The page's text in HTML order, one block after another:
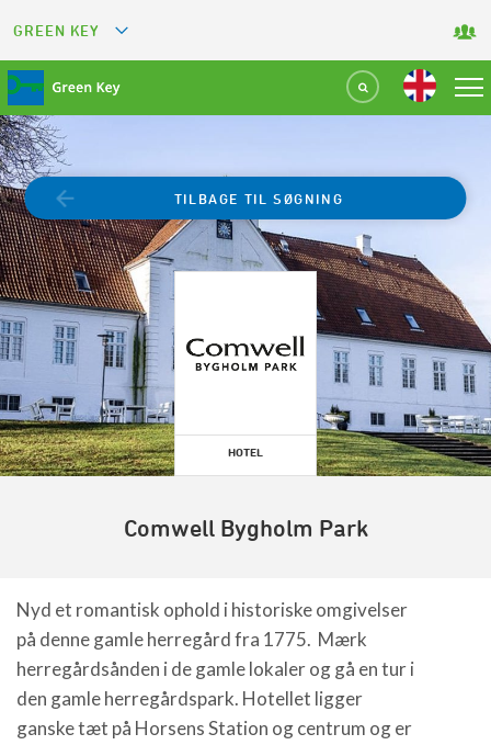
GREEN KEY
GREEN RESTAURANT
GREEN SPORT FACILITY
GREEN TOURISM ORGANIZATION
GREEN CAMPING
GREEN ATTRACTION
HOTEL
TILBAGE TIL SØGNING
Comwell Bygholm Park
Nyd et romantisk ophold i historiske omgivelser
på denne gamle herregård fra 1775. Mærk
herregårdsånden i de gamle lokaler og gå en tur i
den gamle herregårdspark. Hotellet ligger
ganske tæt på Horsens Station og centrum og er